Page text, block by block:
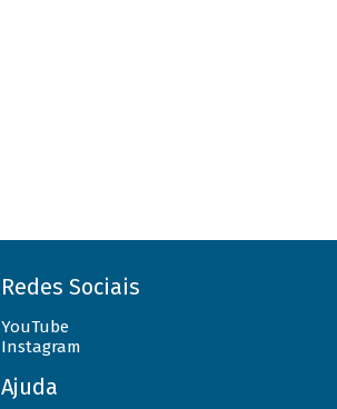
Redes Sociais
YouTube
Instagram
Ajuda